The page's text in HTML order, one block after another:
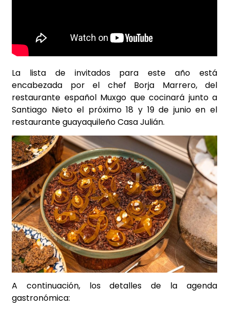
La lista de invitados para este año está
encabezada por el chef Borja Marrero, del
restaurante español Muxgo que cocinará junto a
Santiago Nieto el próximo 18 y 19 de junio en el
restaurante guayaquileño Casa Julián.
A continuación, los detalles de la agenda
gastronómica: